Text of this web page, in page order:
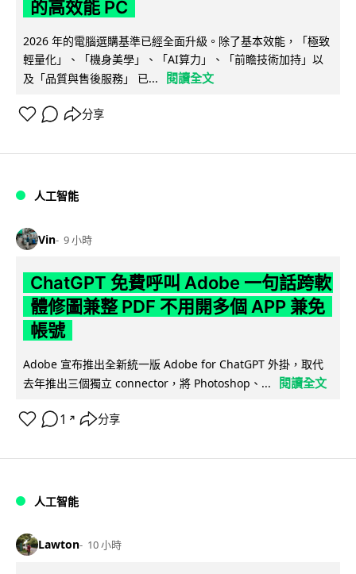
的高效能 PC
2026 年的電腦選購基準已經全面升級。除了基本效能，「極致
輕量化」、「機身美學」、「AI算力」、「前瞻技術加持」以
及「品質與售後服務」 已...
閱讀全文
分享
人工智能
Vin 9 小時
ChatGPT 免費呼叫 Adobe 一句話跨軟
體修圖兼整 PDF 不用開多個 APP 兼免
帳號
Adobe 宣布推出全新統一版 Adobe for ChatGPT 外掛，取代
去年推出三個獨立 connector，將 Photoshop、...
閱讀全文
1 ↗ 分享
人工智能
Lawton 10 小時